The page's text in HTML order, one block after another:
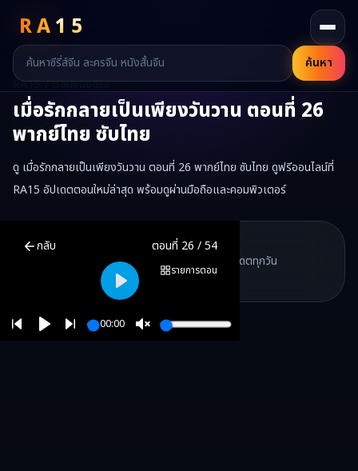
RA15
ค้นหา
RA15 / ตอนของซีรี่ส์
เมื่อรักกลายเป็นเพียงวันวาน ตอนที่ 26
พากย์ไทย ซับไทย
ดู เมื่อรักกลายเป็นเพียงวันวาน ตอนที่ 26 พากย์ไทย ซับไทย ดูฟรีออนไลน์ที่
RA15 อัปเดตตอนใหม่ล่าสุด พร้อมดูผ่านมือถือและคอมพิวเตอร์
กลับ ตอนที่ 26 /54
รายการตอน
00:00
Play
พากย์ไทย ซับไทย ดูฟรีออนไล
RA15 เป็นเว็บไซต์ดูซีรี่ส์จีนออนไลน์ฟรี ที่รวบรวมหนังจีน ละครจีน มิ
RA15 Drama
RA15 Drama
รวมซีรี่ส์จีน ละครสั้น หนังแนวตั้ง พากย์ไทย อัปเดตทุกวัน
RA15 Drama